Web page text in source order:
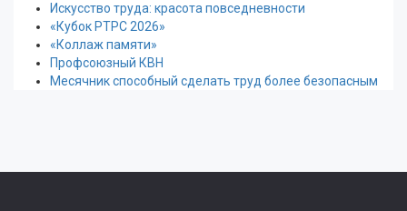
Искусство труда: красота повседневности
«Кубок РТРС 2026»
«Коллаж памяти»
Профсоюзный КВН
Месячник способный сделать труд более безопасным